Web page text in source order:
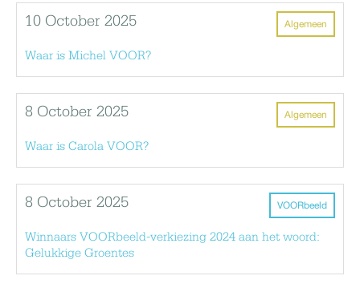
Algemeen
10 October 2025
Waar is Michel VOOR?
Algemeen
8 October 2025
Waar is Carola VOOR?
VOORbeeld
8 October 2025
Winnaars VOORbeeld-verkiezing 2024 aan het woord:
Gelukkige Groentes